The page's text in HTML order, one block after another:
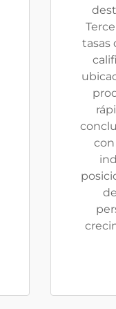
tasas